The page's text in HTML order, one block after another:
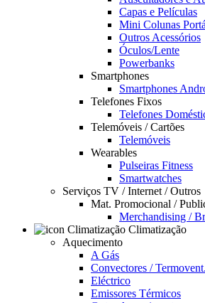
Capas e Películas
Mini Colunas
Outros Acessórios
Óculos/Lente
Powerbanks
Smartphones
Smartphones
Telefones Fixos
Telefones
Telemóveis / Cartões
Telemóveis
Wearables
Pulseiras Fitness
Smartwatches
Serviços TV / Internet / Outros
Mat. Promocional /
Merchandising /
Climatização
Aquecimento
A Gás
Convectores / Termovent.
Eléctrico
Emissores Térmicos